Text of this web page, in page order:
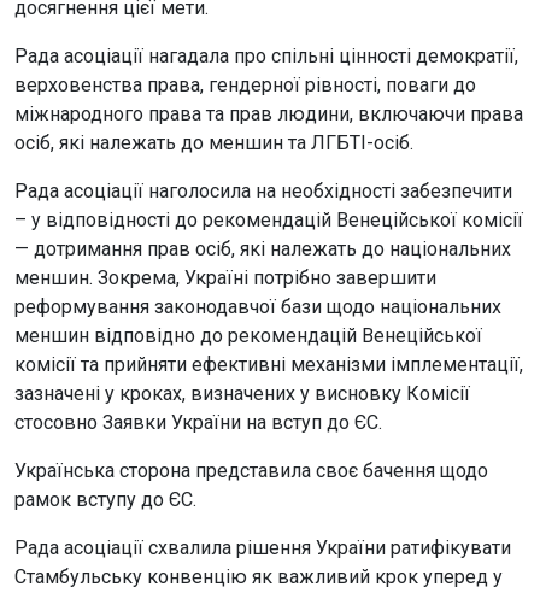
досягнення цієї мети.
Рада асоціації нагадала про спільні цінності демократії,
верховенства права, гендерної рівності, поваги до
міжнародного права та прав людини, включаючи права
осіб, які належать до меншин та ЛГБТІ-осіб.
Рада асоціації наголосила на необхідності забезпечити
– у відповідності до рекомендацій Венеційської комісії
— дотримання прав осіб, які належать до національних
меншин. Зокрема, Україні потрібно завершити
реформування законодавчої бази щодо національних
меншин відповідно до рекомендацій Венеційської
комісії та прийняти ефективні механізми імплементації,
зазначені у кроках, визначених у висновку Комісії
стосовно Заявки України на вступ до ЄС.
Українська сторона представила своє бачення щодо
рамок вступу до ЄС.
Рада асоціації схвалила рішення України ратифікувати
Стамбульську конвенцію як важливий крок уперед у